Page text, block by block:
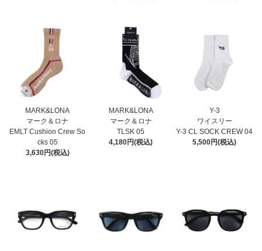
MARK&LONA
マーク＆ロナ
EMLT Cushion Crew So
cks 05
3,630円(税込)
MARK&LONA
マーク＆ロナ
TLSK 05
4,180円(税込)
Y-3
ワイスリー
Y-3 CL SOCK CREW 04
5,500円(税込)